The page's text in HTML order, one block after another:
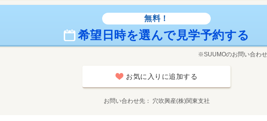
無料！
希望日時を選んで見学予約する
※SUUMOのお問い合わ
お気に入りに追加する
お問い合わせ先 穴吹興産(株)関東支社